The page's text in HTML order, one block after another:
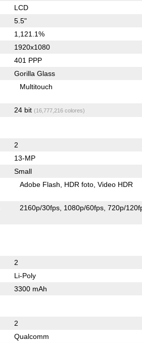
LCD
5.5"
1,121.1%
1920x1080
401 PPP
Gorilla Glass
Multitouch
24 bit (16,777,216 colores)
2
13-MP
Small
Adobe Flash HDR foto Video HDR
2160p/30fps 1080p/60fps 720p/
2
Li-Poly
3300 mAh
2
Qualcomm